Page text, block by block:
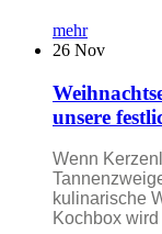
mehr
26 Nov
unsere
Wenn
kulinarische
Kochbox